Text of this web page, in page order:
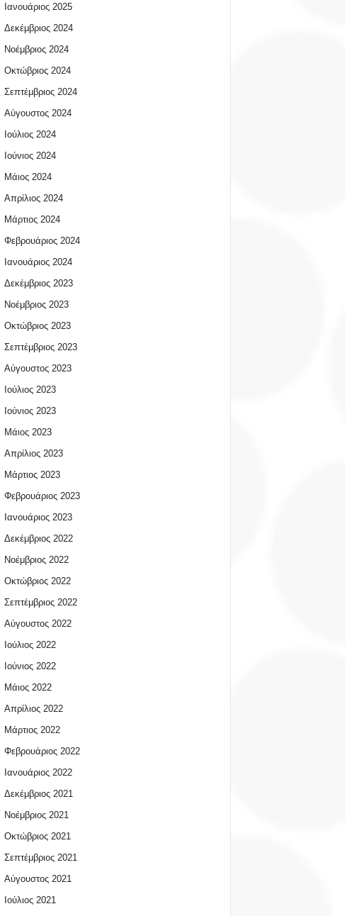
Ιανουάριος 2025
Δεκέμβριος 2024
Νοέμβριος 2024
Οκτώβριος 2024
Σεπτέμβριος 2024
Αύγουστος 2024
Ιούλιος 2024
Ιούνιος 2024
Μάιος 2024
Απρίλιος 2024
Μάρτιος 2024
Φεβρουάριος 2024
Ιανουάριος 2024
Δεκέμβριος 2023
Νοέμβριος 2023
Οκτώβριος 2023
Σεπτέμβριος 2023
Αύγουστος 2023
Ιούλιος 2023
Ιούνιος 2023
Μάιος 2023
Απρίλιος 2023
Μάρτιος 2023
Φεβρουάριος 2023
Ιανουάριος 2023
Δεκέμβριος 2022
Νοέμβριος 2022
Οκτώβριος 2022
Σεπτέμβριος 2022
Αύγουστος 2022
Ιούλιος 2022
Ιούνιος 2022
Μάιος 2022
Απρίλιος 2022
Μάρτιος 2022
Φεβρουάριος 2022
Ιανουάριος 2022
Δεκέμβριος 2021
Νοέμβριος 2021
Οκτώβριος 2021
Σεπτέμβριος 2021
Αύγουστος 2021
Ιούλιος 2021